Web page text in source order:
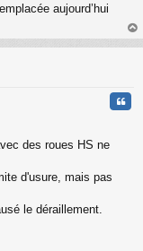
aujourd’hui
au
des roues HS ne
d'usure, mais pas
le déraillement.